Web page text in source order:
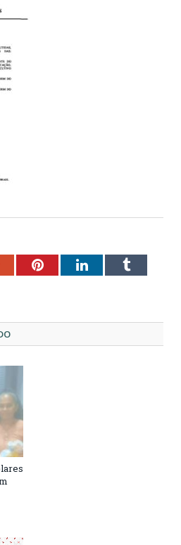
PinterestLinkedInTumblr